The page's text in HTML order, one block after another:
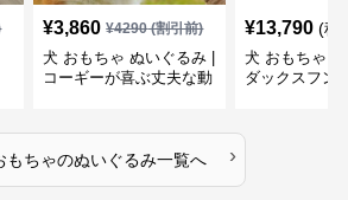
¥3,860 ¥4290(割引前)
犬 おもちゃ ぬいぐるみ |
コーギーが喜ぶ丈夫な動
¥13,790 (税
犬 おもちゃ
ダックスフン
もちゃのぬいぐるみ一覧へ ›